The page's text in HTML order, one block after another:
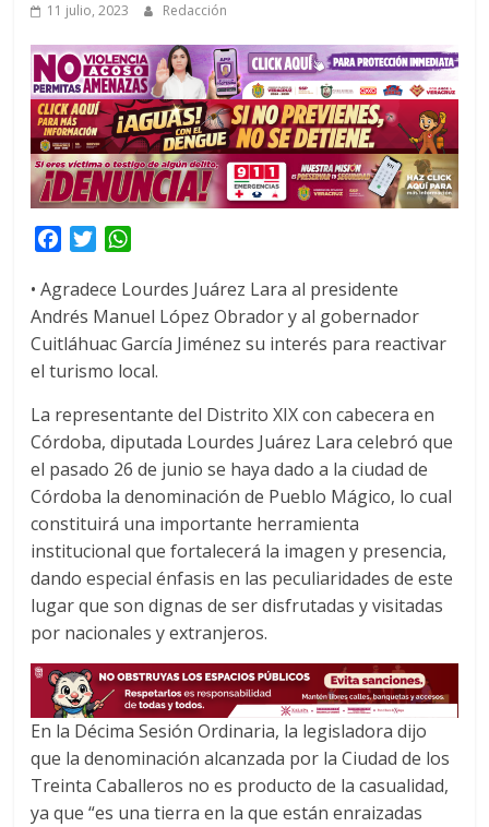
11 julio, 2023 Redacción
c
e
b
o
k
T
i
t
t
e
a
t
s
A
p
• Agradece Lourdes Juárez Lara al presidente
Andrés Manuel López Obrador y al gobernador
Cuitláhuac García Jiménez su interés para reactivar
el turismo local.
La representante del Distrito XIX con cabecera en
Córdoba, diputada Lourdes Juárez Lara celebró que
el pasado 26 de junio se haya dado a la ciudad de
Córdoba la denominación de Pueblo Mágico, lo cual
constituirá una importante herramienta
institucional que fortalecerá la imagen y presencia,
dando especial énfasis en las peculiaridades de este
lugar que son dignas de ser disfrutadas y visitadas
por nacionales y extranjeros.
En la Décima Sesión Ordinaria, la legisladora dijo
que la denominación alcanzada por la Ciudad de los
Treinta Caballeros no es producto de la casualidad,
ya que “es una tierra en la que están enraizadas